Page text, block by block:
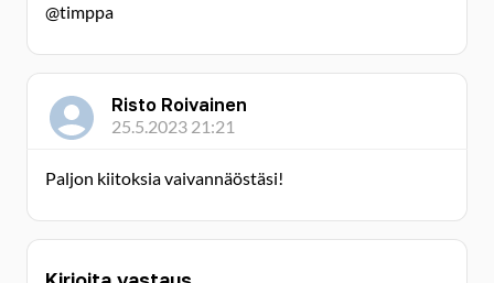
@timppa
Risto Roivainen
25.5.2023 21:21
Paljon kiitoksia vaivannäöstäsi!